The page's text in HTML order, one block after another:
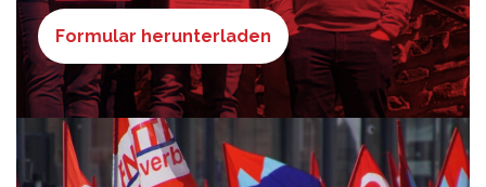
Formular herunterladen